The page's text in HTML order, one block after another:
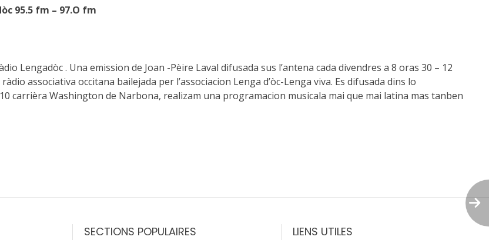
95.5 fm – 97.O fm
Lengadòc . Una emission de Joan -Pèire Laval difusada sus l’antena cada divendres a 8 oras 30 – 12
associativa occitana bailejada per l’associacion Lenga d’òc-Lenga viva. Es difusada dins lo
carrièra Washington de Narbona, realizam una programacion musicala mai que mai latina mas tanben
SECTIONS POPULAIRES LIENS UTILES